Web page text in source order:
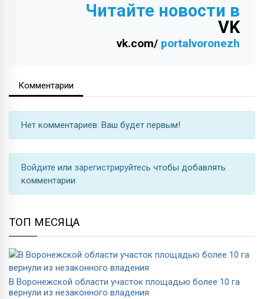
Читайте новости в
VK
vk.com/ portalvoronezh
Комментарии
Нет комментариев. Ваш будет первым!
Войдите или зарегистрируйтесь чтобы добавлять
комментарии
ТОП МЕСЯЦА
В Воронежской области участок площадью более 10 га
вернули из незаконного владения